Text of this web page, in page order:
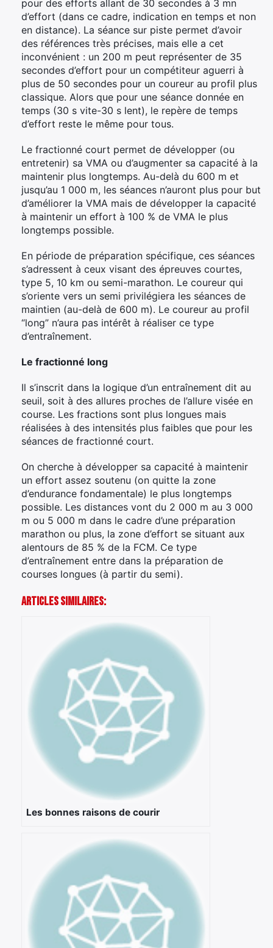
pour des efforts allant de 30 secondes à 3 mn
d’effort (dans ce cadre, indication en temps et non
en distance). La séance sur piste permet d’avoir
des références très précises, mais elle a cet
inconvénient : un 200 m peut représenter de 35
secondes d’effort pour un compétiteur aguerri à
plus de 50 secondes pour un coureur au profil plus
classique. Alors que pour une séance donnée en
temps (30 s vite-30 s lent), le repère de temps
d’effort reste le même pour tous.
Le fractionné court permet de développer (ou
entretenir) sa VMA ou d’augmenter sa capacité à la
maintenir plus longtemps. Au-delà du 600 m et
jusqu’au 1 000 m, les séances n’auront plus pour but
d’améliorer la VMA mais de développer la capacité
à maintenir un effort à 100 % de VMA le plus
longtemps possible.
En période de préparation spécifique, ces séances
s’adressent à ceux visant des épreuves courtes,
type 5, 10 km ou semi-marathon. Le coureur qui
s’oriente vers un semi privilégiera les séances de
maintien (au-delà de 600 m). Le coureur au profil
“long” n’aura pas intérêt à réaliser ce type
d’entraînement.
Le fractionné long
Il s’inscrit dans la logique d’un entraînement dit au
seuil, soit à des allures proches de l’allure visée en
course. Les fractions sont plus longues mais
réalisées à des intensités plus faibles que pour les
séances de fractionné court.
On cherche à développer sa capacité à maintenir
un effort assez soutenu (on quitte la zone
d’endurance fondamentale) le plus longtemps
possible. Les distances vont du 2 000 m au 3 000
m ou 5 000 m dans le cadre d’une préparation
marathon ou plus, la zone d’effort se situant aux
alentours de 85 % de la FCM. Ce type
d’entraînement entre dans la préparation de
courses longues (à partir du semi).
Articles Similaires:
Les bonnes raisons de courir